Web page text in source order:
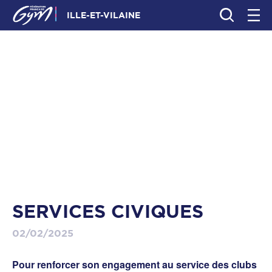
ILLE-ET-VILAINE
SERVICES CIVIQUES
02/02/2025
Pour renforcer son engagement au service des clubs